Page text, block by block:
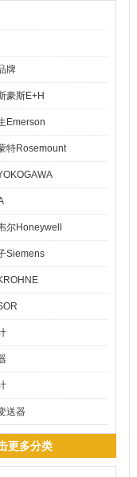
牌
豪斯E+H
Emerson
特Rosemount
尔Honeywell
Siemens
送器
更多分类